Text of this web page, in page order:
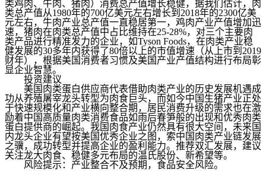
类鸡肉、牛肉、猪肉）消费总产值增长稳健，据我们估计，肉
类总产值从1980年的700亿美元左右增长到2018年的2300亿美
元左右，牛肉产业总产值一直稳居第一，鸡肉产业产值增加迅
速，猪肉在肉类总产值中占比维持在25-28%，对三个主要肉
类产品进行精准发力的企业，如Tyson Foods，在肉类产业稳
健发展的30多年内获得了80倍以上的市值增速（从上市到2019
财年），根据美国消费者习惯及美国产业产值结构进行布局彰
显企业智慧。
投资建议
美国肉类蛋白供应商代表借助肉类产业的历史发展机遇成
功从养殖屠宰龙头转型为肉食巨头，而如今中国生猪产业正处
于快速规模化和产业横向整合期，居民消费升级的需求也在激
励着中国高质量肉类消费食品如雨后春笋般的出现和优秀肉类
蛋白提供商的崛起。我国肉食产业仍然具有很大空间，未来国
内龙头企业有望按美国优秀企业之图，索中国肉类产业链发展
之骥，成功转型并提高企业的盈利能力。推荐双汇发展，建议
关注龙大肉食、稳健多元布局的温氏股份、新希望等。
风险提示：产业整合不及预期，食品安全风险。